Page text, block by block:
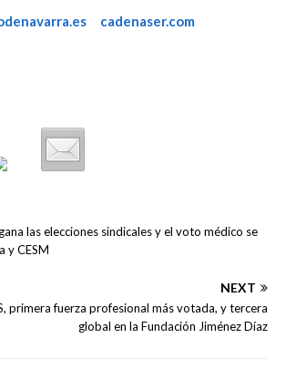
cadenaser.com
las elecciones sindicales y el voto médico se
y CESM
NEXT
primera fuerza profesional más votada, y tercera
global en la Fundación Jiménez Díaz